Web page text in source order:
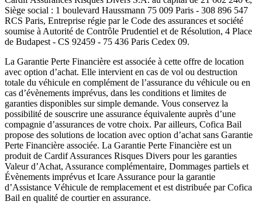
Siège social : 1 boulevard Haussmann 75 009 Paris - 308 896 547
RCS Paris, Entreprise régie par le Code des assurances et société
soumise à Autorité de Contrôle Prudentiel et de Résolution, 4 Place
de Budapest - CS 92459 - 75 436 Paris Cedex 09.
La Garantie Perte Financière est associée à cette offre de location
avec option d’achat. Elle intervient en cas de vol ou destruction
totale du véhicule en complément de l’assurance du véhicule ou en
cas d’évènements imprévus, dans les conditions et limites de
garanties disponibles sur simple demande. Vous conservez la
possibilité de souscrire une assurance équivalente auprès d’une
compagnie d’assurances de votre choix. Par ailleurs, Cofica Bail
propose des solutions de location avec option d’achat sans Garantie
Perte Financière associée. La Garantie Perte Financière est un
produit de Cardif Assurances Risques Divers pour les garanties
Valeur d’Achat, Assurance complémentaire, Dommages partiels et
Évènements imprévus et Icare Assurance pour la garantie
d’Assistance Véhicule de remplacement et est distribuée parCofica
Bail en qualité de courtier en assurance.